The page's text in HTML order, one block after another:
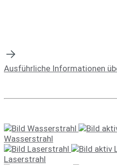
Ausführliche Informationen
Wasserstrahl
Laserstrahl